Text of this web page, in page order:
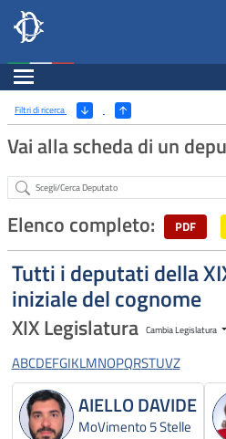
Deputati, Camera dei Deputati -
Salta al contenuto principale
Salta al menu di navigazione
Espandi
Ricerca
Filtri di ricerca (Apri/Chiudi filtri)
Vai alla scheda di un
Abstract
Elenco completo: PDF
Tutti i deputati della
iniziale del cognome
XIX Legislatura Cambia Legislatura
ABCDEFGIKLMNOPQRSTUVZ
AIELLO DAVIDE
MoVimento 5 Stelle
Navigazione pagine di servizio
Fine pagina
Salta al contenuto principale
Salta al menu di navigazione
Vai a inizio pagina